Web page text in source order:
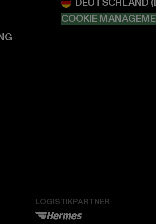
COOKIE
LOGISTIKPARTNER